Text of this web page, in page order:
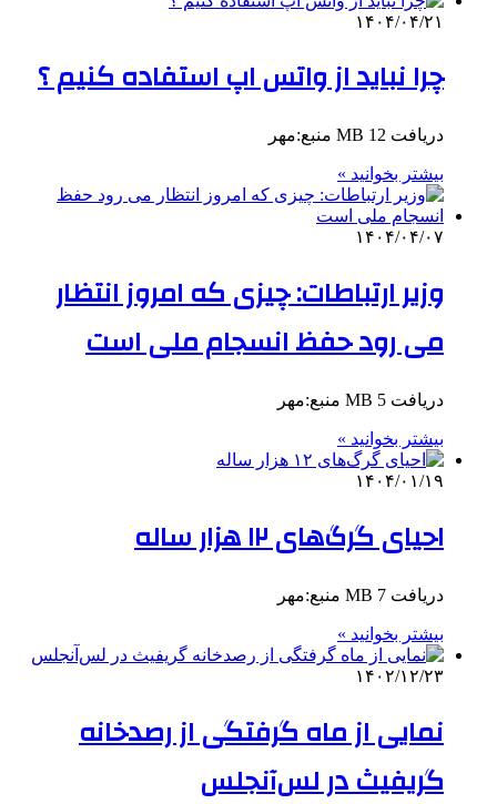
۱۴۰۴/۰۴/۲۱
چرا نباید از واتس اپ استفاده کنیم ؟
دریافت 12 MB منبع:مهر
بیشتر بخوانید »
۱۴۰۴/۰۴/۰۷
وزیر ارتباطات: چیزی که امروز انتظار
می رود حفظ انسجام ملی است
دریافت 5 MB منبع:مهر
بیشتر بخوانید »
۱۴۰۴/۰۱/۱۹
احیای گرگ‌های ۱۲ هزار ساله
دریافت 7 MB منبع:مهر
بیشتر بخوانید »
۱۴۰۲/۱۲/۲۳
نمایی از ماه گرفتگی از رصدخانه
گریفیث در لس‌آنجلس